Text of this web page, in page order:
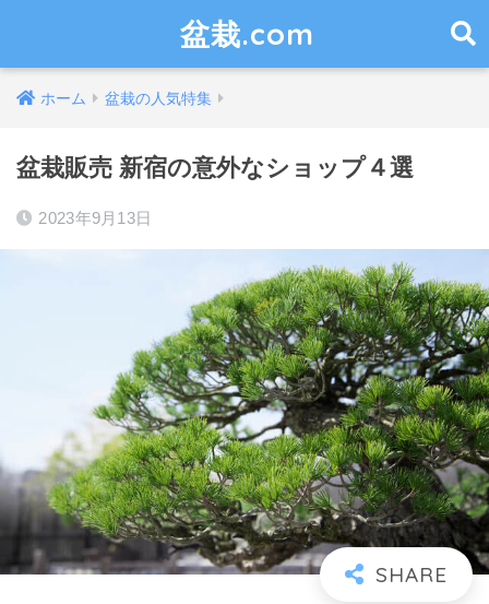
盆栽.com
ホーム 盆栽の人気特集
盆栽販売 新宿の意外なショップ４選
2023年9月13日